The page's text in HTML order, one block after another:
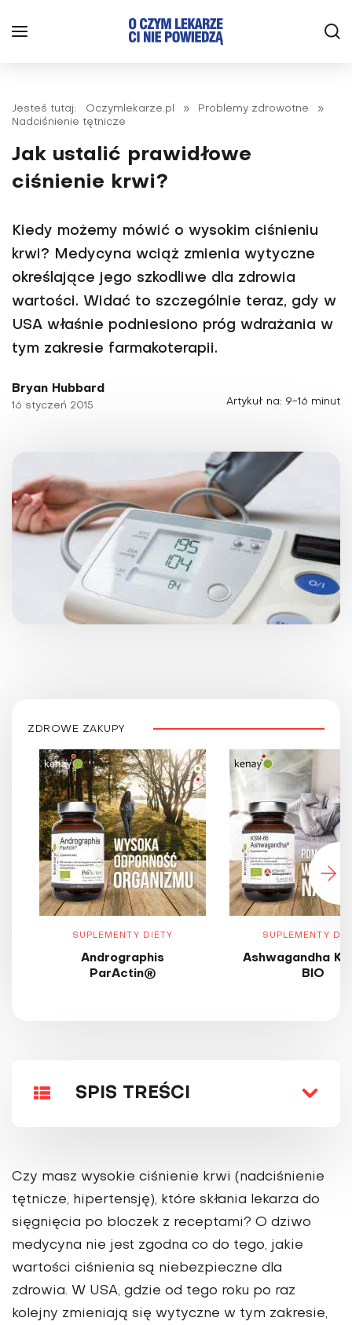
Jesteś tutaj: Oczymlekarze.pl » Problemy zdrowotne
»
Nadciśnienie tętnicze
Jak ustalić prawidłowe
ciśnienie krwi?
Kiedy możemy mówić o wysokim ciśnieniu
krwi? Medycyna wciąż zmienia wytyczne
określające jego szkodliwe dla zdrowia
wartości. Widać to szczególnie teraz, gdy w
USA właśnie podniesiono próg wdrażania w
tym zakresie farmakoterapii.
Bryan Hubbard
16 styczeń 2015 Artykuł na: 9-16 minut
ZDROWE ZAKUPY
SUPLEMENTY DIETY
Andrographis
ParActin®
SUPLEMENTY
Ashwagandha
BIO
SPIS TREŚCI
Czy masz wysokie ciśnienie krwi (nadciśnienie
tętnicze, hipertensję), które skłania lekarza do
sięgnięcia po bloczek z receptami? O dziwo
medycyna nie jest zgodna co do tego, jakie
wartości ciśnienia są niebezpieczne dla
zdrowia. W USA, gdzie od tego roku po raz
kolejny zmieniają się wytyczne w tym zakresie,